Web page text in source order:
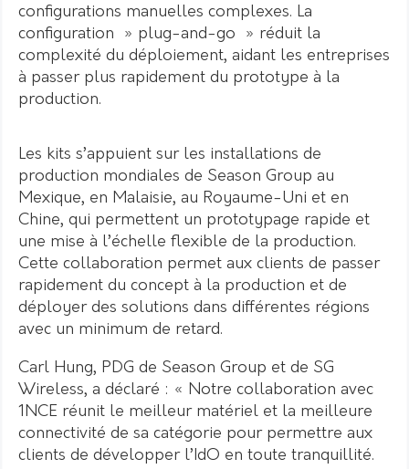
configurations manuelles complexes. La
configuration » plug-and-go » réduit la
complexité du déploiement, aidant les entreprises
à passer plus rapidement du prototype à la
production.
Les kits s’appuient sur les installations de
production mondiales de Season Group au
Mexique, en Malaisie, au Royaume-Uni et en
Chine, qui permettent un prototypage rapide et
une mise à l’échelle flexible de la production.
Cette collaboration permet aux clients de passer
rapidement du concept à la production et de
déployer des solutions dans différentes régions
avec un minimum de retard.
Carl Hung, PDG de Season Group et de SG
Wireless, a déclaré : « Notre collaboration avec
1NCE réunit le meilleur matériel et la meilleure
connectivité de sa catégorie pour permettre aux
clients de développer l’IdO en toute tranquillité.